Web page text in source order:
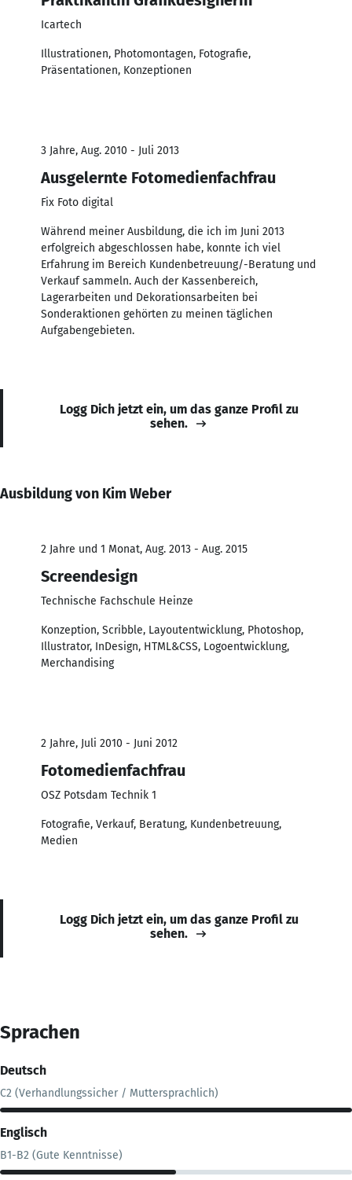
Icartech
Illustrationen, Photomontagen, Fotografie,
Präsentationen, Konzeptionen
3 Jahre, Aug. 2010 - Juli 2013
Ausgelernte Fotomedienfachfrau
Fix Foto digital
Während meiner Ausbildung, die ich im Juni 2013
erfolgreich abgeschlossen habe, konnte ich viel
Erfahrung im Bereich Kundenbetreuung/-Beratung und
Verkauf sammeln. Auch der Kassenbereich,
Lagerarbeiten und Dekorationsarbeiten bei
Sonderaktionen gehörten zu meinen täglichen
Aufgabengebieten.
Logg Dich jetzt ein, um das ganze Profil zu
sehen.
Ausbildung von Kim Weber
2 Jahre und 1 Monat, Aug. 2013 - Aug. 2015
Screendesign
Technische Fachschule Heinze
Konzeption, Scribble, Layoutentwicklung, Photoshop,
Illustrator, InDesign, HTML&CSS, Logoentwicklung,
Merchandising
2 Jahre, Juli 2010 - Juni 2012
Fotomedienfachfrau
OSZ Potsdam Technik 1
Fotografie, Verkauf, Beratung, Kundenbetreuung,
Medien
Logg Dich jetzt ein, um das ganze Profil zu
sehen.
Sprachen
Deutsch
C2 (Verhandlungssicher / Muttersprachlich)
Englisch
B1-B2 (Gute Kenntnisse)